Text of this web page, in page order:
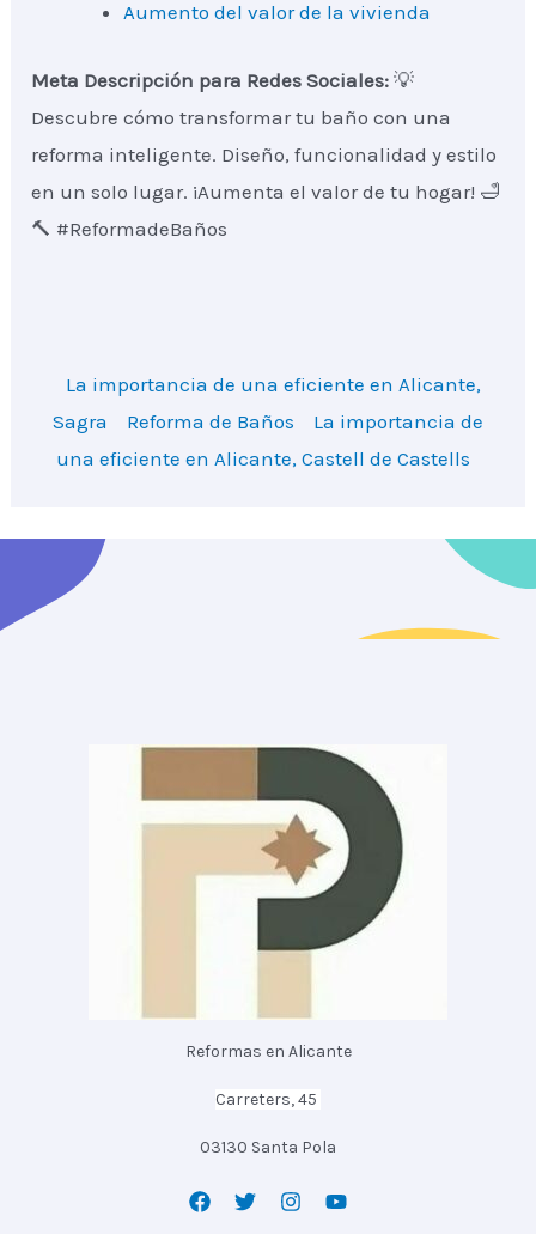
Aumento del valor de la vivienda
Meta Descripción para Redes Sociales: 💡
Descubre cómo transformar tu baño con una
reforma inteligente. Diseño, funcionalidad y estilo
en un solo lugar. ¡Aumenta el valor de tu hogar! 🛁
🔨 #ReformadeBaños
La importancia de una eficiente en Alicante,
Sagra
Reforma de Baños
La importancia de
una eficiente en Alicante, Castell de Castells
Reformas en Alicante
Carreters, 45
03130 Santa Pola